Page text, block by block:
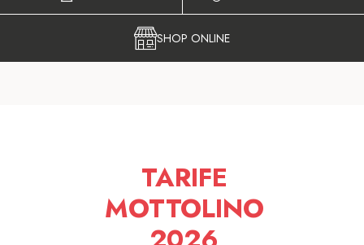
SHOP ONLINE
TARIFE
MOTTOLINO